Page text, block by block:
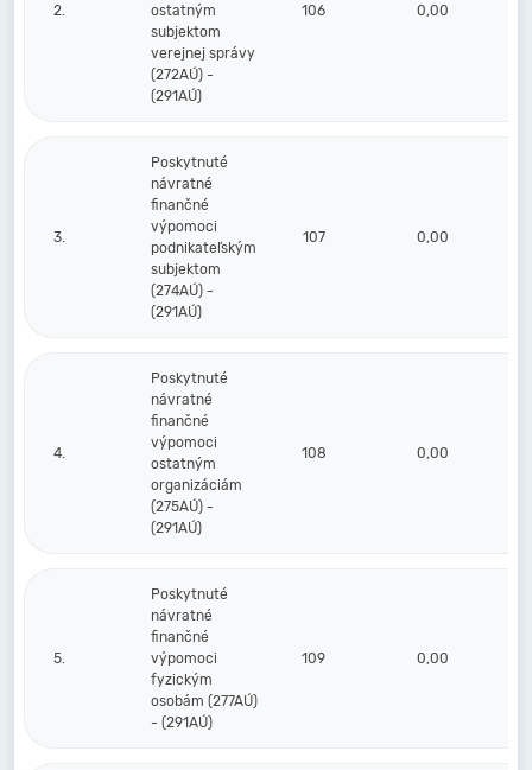
2.
ostatným
subjektom
verejnej správy
(272AÚ) -
(291AÚ)
106 0,00
3.
Poskytnuté
návratné
finančné
výpomoci
podnikateľským
subjektom
(274AÚ) -
(291AÚ)
107 0,00
4.
Poskytnuté
návratné
finančné
výpomoci
ostatným
organizáciám
(275AÚ) -
(291AÚ)
108 0,00
5.
Poskytnuté
návratné
finančné
výpomoci
fyzickým
osobám (277AÚ)
- (291AÚ)
109 0,00